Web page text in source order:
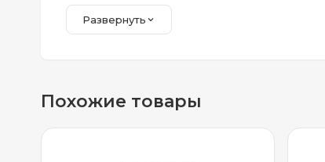
Развернуть
Похожие товары